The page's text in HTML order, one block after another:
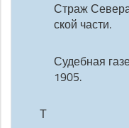
Страж
ской части.
Судебная
1905.
Т